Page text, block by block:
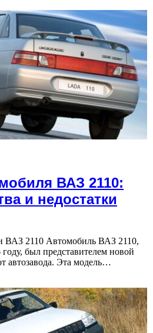
ВАЗ 2110:
и недостатки
ВАЗ 2110 Автомобиль ВАЗ 2110,
был представителем новой
автозавода. Эта модель…